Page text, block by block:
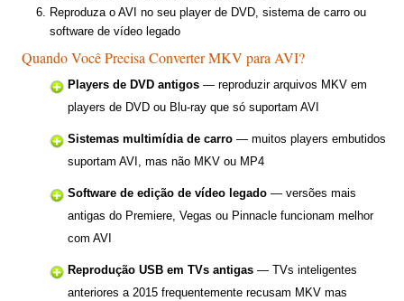
Reproduza o AVI no seu player de DVD, sistema de carro ou
software de vídeo legado
Quando Você Precisa Converter MKV para AVI?
Players de DVD antigos — reproduzir arquivos MKV em
players de DVD ou Blu-ray que só suportam AVI
Sistemas multimídia de carro — muitos players embutidos
suportam AVI, mas não MKV ou MP4
Software de edição de vídeo legado — versões mais
antigas do Premiere, Vegas ou Pinnacle funcionam melhor
com AVI
Reprodução USB em TVs antigas — TVs inteligentes
anteriores a 2015 frequentemente recusam MKV mas